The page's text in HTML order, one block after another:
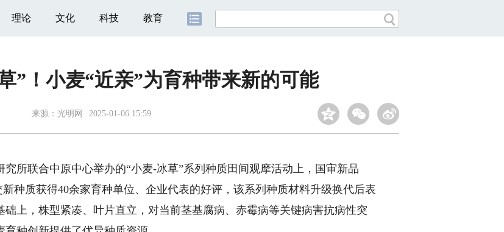
理论 文化 科技 教育
”！小麦“近亲”为育种带来新的可能
来源： 光明网 2025-01-06 15:59
联合中原中心举办的“小麦-冰草”系列种质田间观摩活动上，国审新品
种质获得40余家育种单位、企业代表的好评，该系列种质材料升级换代后表
上，株型紧凑、叶片直立，对当前茎基腐病、赤霉病等关键病害抗病性突